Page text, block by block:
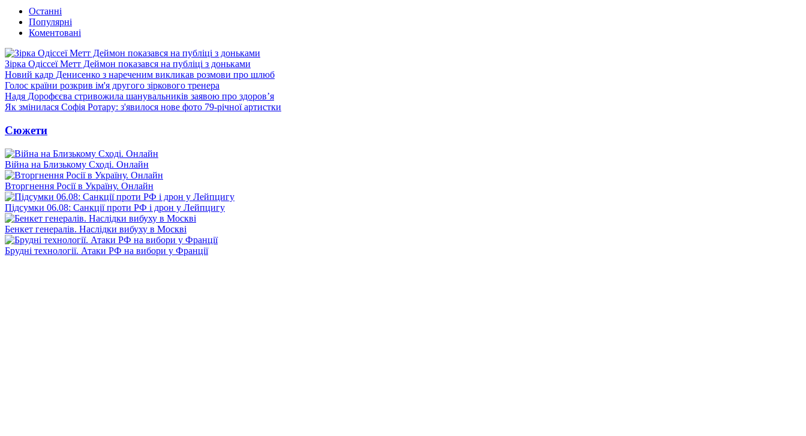
Останні
Популярні
Коментовані
Зірка Одіссеї Метт Деймон показався на публіці з доньками
Новий кадр Денисенко з нареченим викликав розмови про шлюб
Голос країни розкрив ім'я другого зіркового тренера
Надя Дорофєєва стривожила шанувальників заявою про здоров’я
Як змінилася Софія Ротару: з'явилося нове фото 79-річної артистки
Сюжети
Війна на Близькому Сході. Онлайн
Вторгнення Росії в Україну. Онлайн
Підсумки 06.08: Санкції проти РФ і дрон у Лейпцигу
Бенкет генералів. Наслідки вибуху в Москві
Брудні технології. Атаки РФ на вибори у Франції